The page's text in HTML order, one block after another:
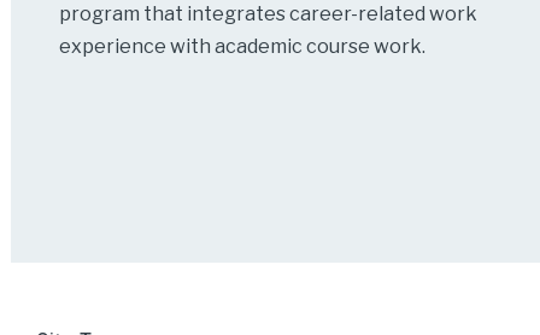
program that integrates career-related work
experience with academic course work.